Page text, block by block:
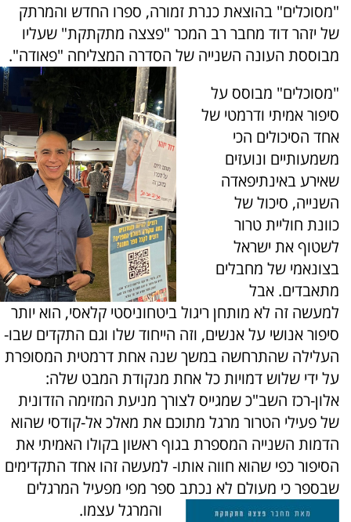
"מסוכלים" בהוצאת כנרת זמורה, ספרו החדש והמרתק
של יזהר דוד מחבר רב המכר "פצצה מתקתקת" שעליו
מבוססת העונה השנייה של הסדרה המצליחה "פאודה".
"מסוכלים" מבוסס על
סיפור אמיתי ודרמטי של
אחד הסיכולים הכי
משמעותיים ונועזים
שאירע באינתיפאדה
השנייה, סיכול של
כוונת חוליית טרור
לשטוף את ישראל
בצונאמי של מחבלים
מתאבדים. אבל
למעשה זה לא מותחן ריגול ביטחוניסטי קלאסי, הוא יותר
סיפור אנושי על אנשים, וזה הייחוד שלו וגם התקדים שבו-
העלילה שהתרחשה במשך שנה אחת דרמטית המסופרת
על ידי שלוש דמויות כל אחת מנקודת המבט שלה:
אלון-רכז השב"כ שמגייס לצורך מניעת המזימה הזדונית
של פעילי הטרור מרגל מתוכם את מאלכ אל-קודסי שהוא
הדמות השנייה המספרת בגוף ראשון בקולו האמיתי את
הסיפור כפי שהוא חווה אותו- למעשה זהו אחד התקדימים
שבספר כי מעולם לא נכתב ספר מפי מפעיל המרגלים
והמרגל עצמו.